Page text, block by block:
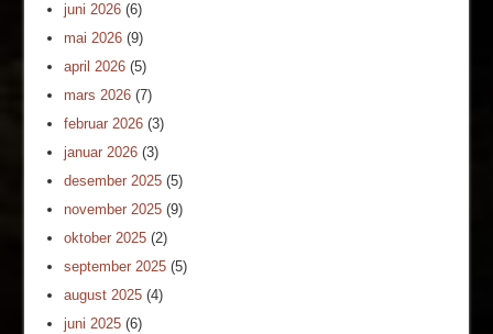
juni 2026 (6)
mai 2026 (9)
april 2026 (5)
mars 2026 (7)
februar 2026 (3)
januar 2026 (3)
desember 2025 (5)
november 2025 (9)
oktober 2025 (2)
september 2025 (5)
august 2025 (4)
juni 2025 (6)